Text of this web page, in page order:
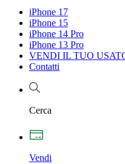
iPhone 17
iPhone 15
iPhone 14 Pro
iPhone 13 Pro
VENDI IL TUO
Contatti
Cerca
Vendi